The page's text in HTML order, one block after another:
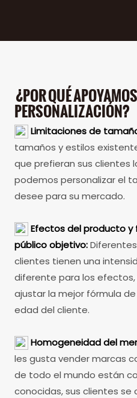
¿POR QUÉ
PERSONALIZACIÓN?
Limitaciones de
tamaños y estilos
que prefieran sus clientes
podemos personalizar el
desee para su mercado.
Efectos del producto
público objetivo:
clientes tienen una
diferente para los
ajustar la mejor fórmula
edad del cliente.
Homogeneidad del
les gusta vender marcas
de todo el mundo están
conocidas, sus clientes se